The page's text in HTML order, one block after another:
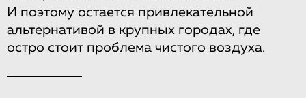
И поэтому остается привлекательной
альтернативой в крупных городах, где
остро стоит проблема чистого воздуха.